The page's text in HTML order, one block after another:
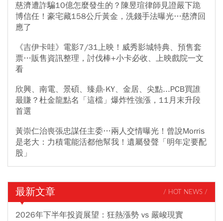
慈濟遭詐騙10億怎麼發生的？陳昱瑄律師見證嚴下跪
博信任！豪宅藏158公斤黃金，洗錢手法曝光…慈濟回
應了
《吉伊卡哇》電影7/31上映！威秀影城特典、預售套
票…販售資訊整理，討伐棒+小卡必收、上映戲院一文
看
欣興、南電、景碩、臻鼎-KY、金居、尖點...PCB買誰
最賺？杜金龍點名「這檔」爆炸性強漲，11月末升段
首選
黃崇仁治喪張忠謀任主委…兩人交情曝光！曾說Morris
是老大：力積電能活都他幫我！遺屬發聲「明年定要配
股」
最新文章 / HOT NEWS /
2026年下半年投資展望：狂熱漲勢 vs 嚴峻現實